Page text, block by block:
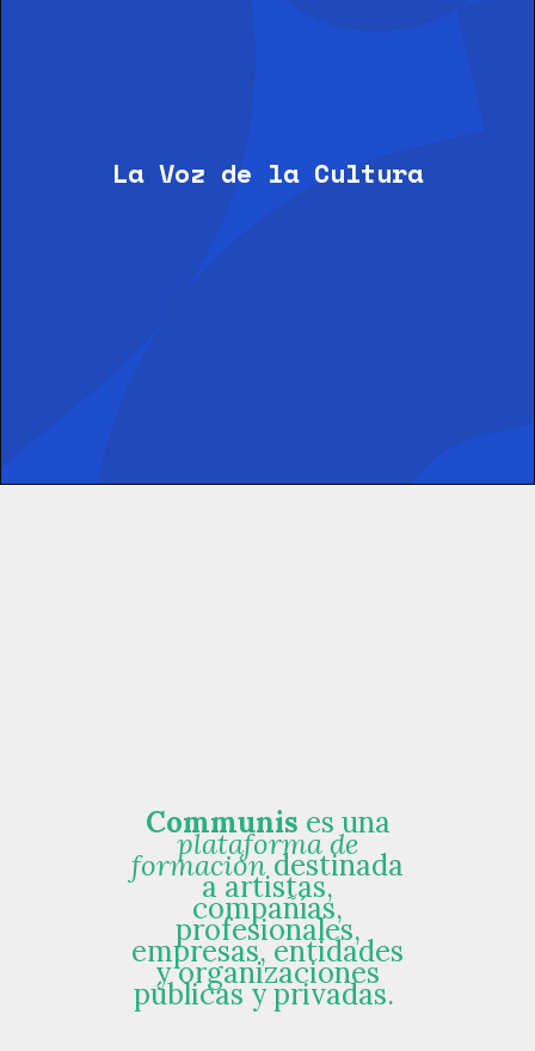
La Voz de la Cultura
Communis es una
plataforma de
formacióndestinada
a artistas,
compañías,
profesionales,
empresas, entidades
y organizaciones
públicas y privadas.